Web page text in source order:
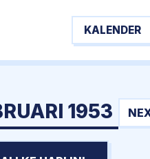
KALENDER
1953